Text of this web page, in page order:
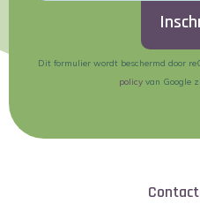
Dit formulier wordt beschermd door
policyvan Google